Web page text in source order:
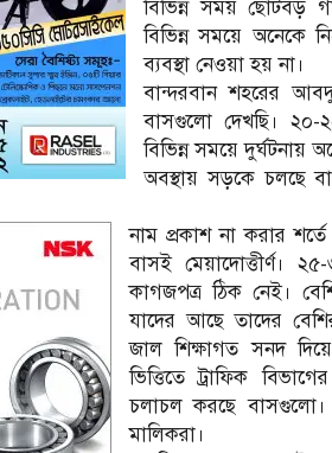
বি‌ভিন্ন সময় ছোটবড়
বিভিন্ন সময়ে অনেকে
ব্যবস্থা নেওয়া হয় না।
বান্দরবান শহরের
বাসগুলো দেখছি। ২০-
বি‌ভিন্ন সম‌য়ে দুর্ঘটনায়
অবস্থায় সড়কে চলছে
নাম প্রকাশ না করার
বাসই মেয়াদোত্তীর্ণ।
কাগ‌জপত্র ঠিক নেই।
যা‌দের আ‌ছে তাদের
জাল শিক্ষাগত সনদ দিয়ে
ভিত্তিতে ট্রা‌ফিক
চলাচল করছে বাসগুলো।
মালিকরা।